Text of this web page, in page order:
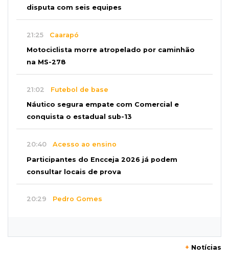
disputa com seis equipes
21:25 Caarapó
Motociclista morre atropelado por caminhão
na MS-278
21:02 Futebol de base
Náutico segura empate com Comercial e
conquista o estadual sub-13
20:40 Acesso ao ensino
Participantes do Encceja 2026 já podem
consultar locais de prova
20:29 Pedro Gomes
+ Notícias